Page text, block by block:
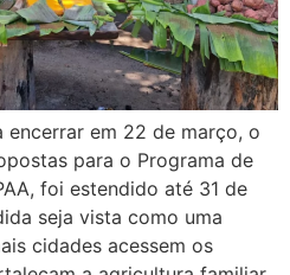
em 22 de março, o
para o Programa de
foi estendido até 31 de
seja vista como uma
cidades acessem os